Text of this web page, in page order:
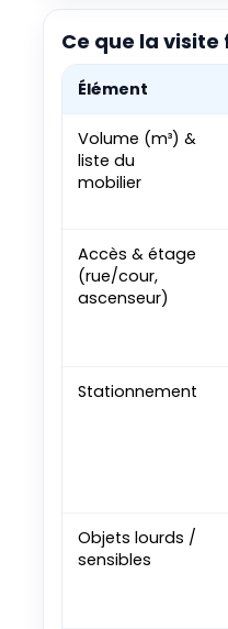
Ce que la
Élément
Volume (m³) &
liste du
mobilier
Accès & étage
(rue/cour,
ascenseur)
Stationnement
Objets lourds /
sensibles